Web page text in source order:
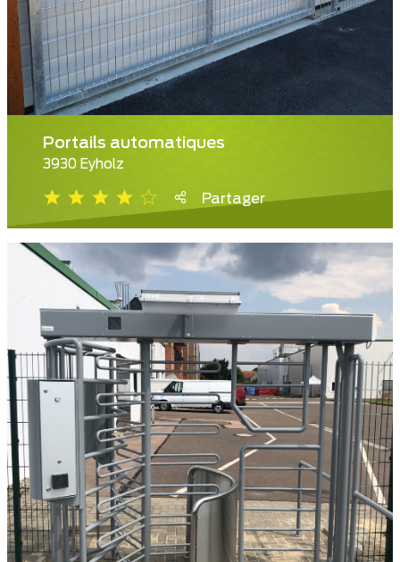
Portails automatiques
3930 Eyholz
Partager